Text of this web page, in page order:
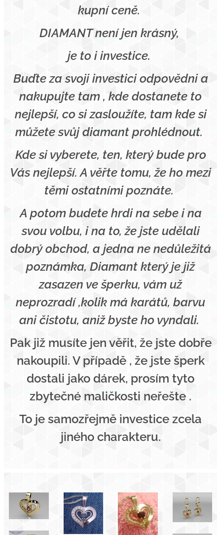
kupní ceně.
DIAMANT není jen krásný,
je to i investice.
Buďte za svoji investici odpovědni a
nakupujte tam , kde dostanete to
nejlepší, co si zasloužíte, tam kde si
můžete svůj diamant prohlédnout.
Kde si vyberete, ten, který bude pro
Vás nejlepší. A věřte tomu, že ho mezi
těmi ostatními poznáte.
A potom budete hrdi na sebe i na
svou volbu, i na to, že jste udělali
dobrý obchod, a jedna ne nedůležitá
poznámka, Diamant který je již
zasazen ve šperku, vám už
neprozradí ,kolik má karátů, barvu
ani čistotu, aniž byste ho vyndali.
Pak již musíte jen věřit, že jste dobře
nakoupili. V případě , že jste šperk
dostali jako dárek, prosím tyto
zbytečné maličkosti neřešte .
To je samozřejmě investice zcela
jiného charakteru.